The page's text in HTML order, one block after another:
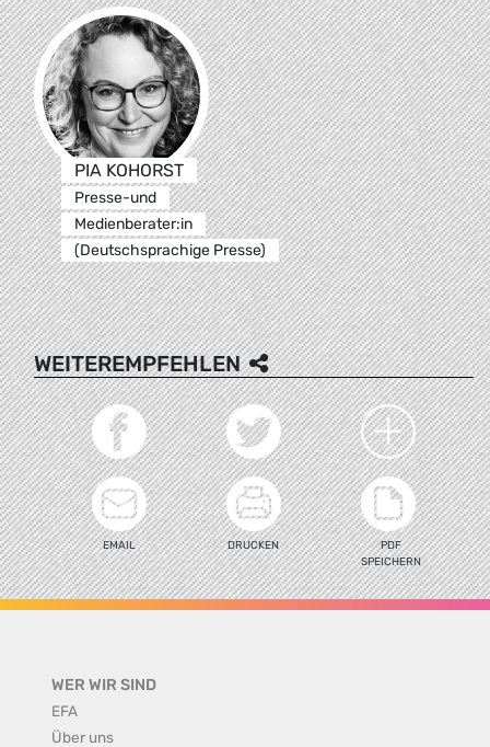
PIA KOHORST
Presse-und
Medienberater:in
(Deutschsprachige Presse)
WEITEREMPFEHLEN
EMAIL DRUCKEN
PDF
SPEICHERN
WER WIR SIND
EFA
Über uns